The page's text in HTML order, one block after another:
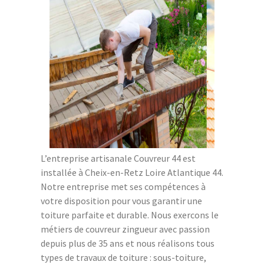
L’entreprise artisanale Couvreur 44 est
installée à Cheix-en-Retz Loire Atlantique 44.
Notre entreprise met ses compétences à
votre disposition pour vous garantir une
toiture parfaite et durable. Nous exercons le
métiers de couvreur zingueur avec passion
depuis plus de 35 ans et nous réalisons tous
types de travaux de toiture : sous-toiture,